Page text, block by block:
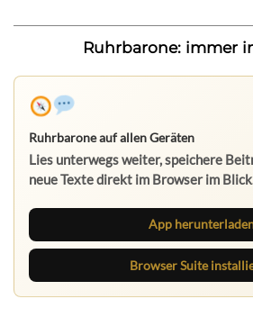
Ruhrbarone: immer
Ruhrbarone auf allen Geräten
Lies unterwegs weiter, speichere
neue Texte direkt im Browser im
App
Browser Suite